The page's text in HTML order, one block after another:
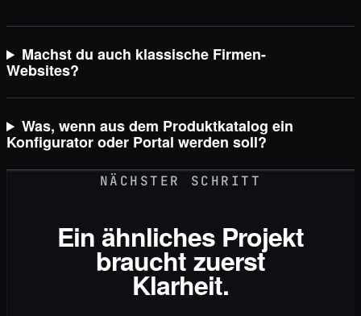
Machst du auch klassische Firmen-
Websites?
Was, wenn aus dem Produktkatalog ein
Konfigurator oder Portal werden soll?
NÄCHSTER SCHRITT
Ein ähnliches Projekt
braucht zuerst
Klarheit.